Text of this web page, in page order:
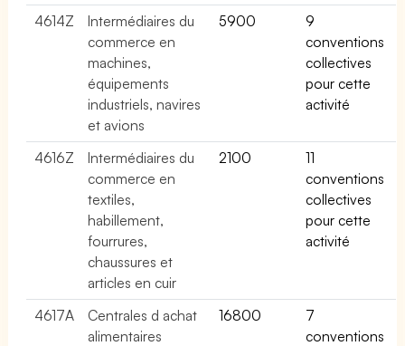
4614Z
Intermédiaires du
commerce en
machines,
équipements
industriels, navires
et avions
5900
9
conventions
collectives
pour cette
activité
4616Z
Intermédiaires du
commerce en
textiles,
habillement,
fourrures,
chaussures et
articles en cuir
2100
11
conventions
collectives
pour cette
activité
4617A
Centrales d achat
alimentaires
16800
7
conventions